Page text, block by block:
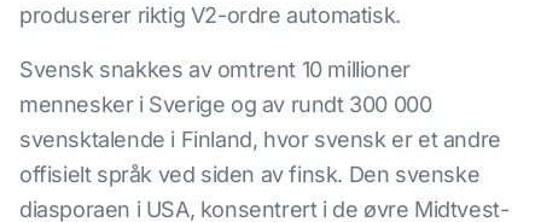
produserer riktig V2-ordre automatisk.
Svensk snakkes av omtrent 10 millioner
mennesker i Sverige og av rundt 300 000
svensktalende i Finland, hvor svensk er et andre
offisielt språk ved siden av finsk. Den svenske
diasporaen i USA, konsentrert i de øvre Midtvest-